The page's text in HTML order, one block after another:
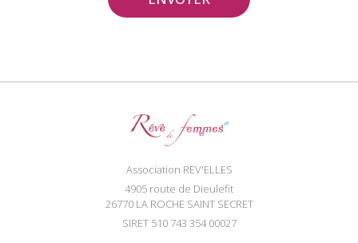
Association REV'ELLES
4905 route de Dieulefit
26770 LA ROCHE SAINT SECRET
SIRET 510 743 354 00027